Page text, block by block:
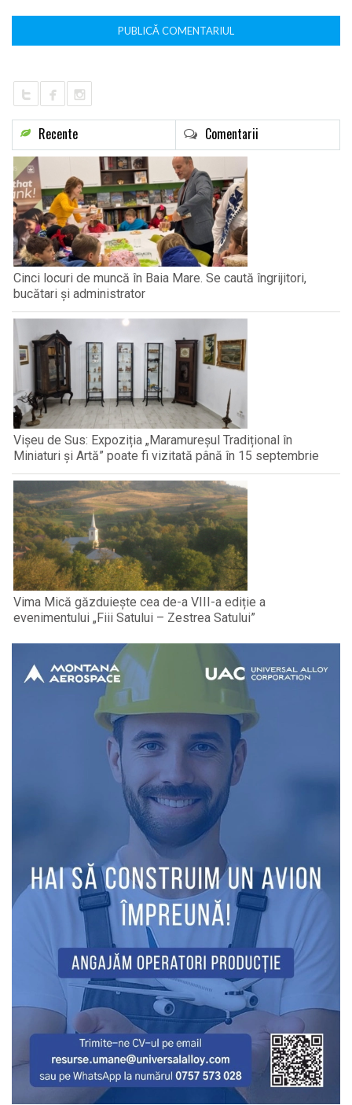
Recente Comentarii
Cinci locuri de muncă în Baia Mare. Se caută îngrijitori,
bucătari și administrator
Vișeu de Sus: Expoziția „Maramureșul Tradițional în
Miniaturi și Artă” poate fi vizitată până în 15 septembrie
Vima Mică găzduiește cea de-a VIII-a ediție a
evenimentului „Fiii Satului – Zestrea Satului”